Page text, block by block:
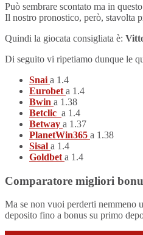
Può sembrare scontato ma in
Il nostro pronostico, però, stavolta
Quindi la giocata consigliata è:
Di seguito vi ripetiamo dunque le
Snai a 1.4
Eurobet a 1.4
Bwin a 1.38
Betclic a 1.4
Betway a 1.37
PlanetWin365 a 1.38
Sisal a 1.4
Goldbet a 1.4
Comparatore migliori
Ma se non vuoi perderti nemmeno
deposito fino a bonus su primo